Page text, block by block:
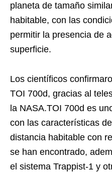
planeta de tamaño
habitable, con las
permitir la presencia de
superficie.
Los científicos
TOI 700d, gracias al
la NASA.TOI 700d es
con las características
distancia habitable con
se han encontrado,
el sistema Trappist-1 y